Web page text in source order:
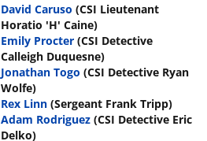
David Caruso (CSI Lieutenant
Horatio 'H' Caine)
Emily Procter (CSI Detective
Calleigh Duquesne)
Jonathan Togo (CSI Detective Ryan
Wolfe)
Rex Linn (Sergeant Frank Tripp)
Adam Rodriguez (CSI Detective Eric
Delko)